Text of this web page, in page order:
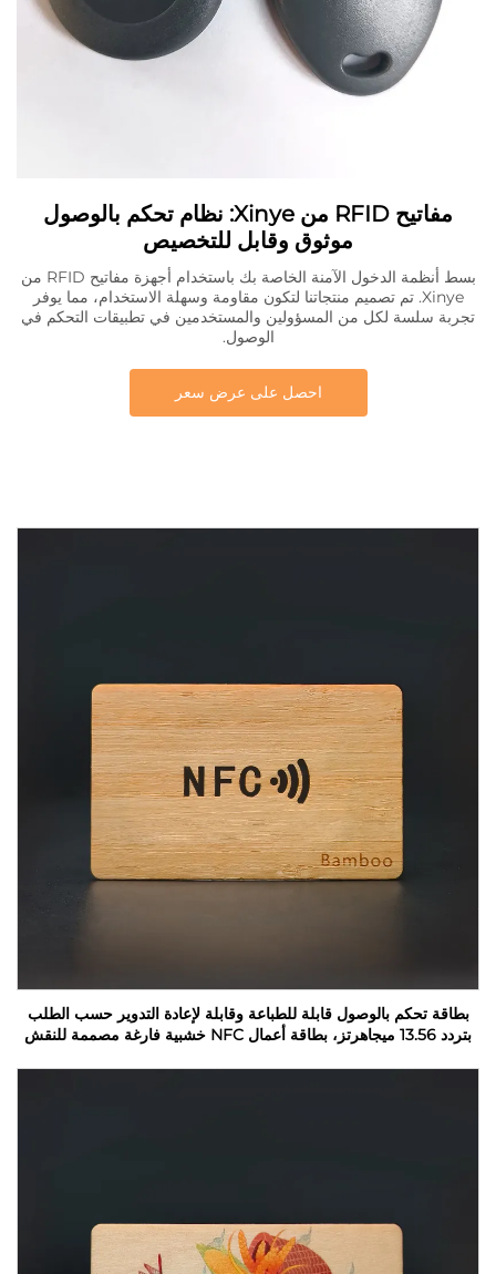
مفاتيح RFID من Xinye: نظام تحكم بالوصول
موثوق وقابل للتخصيص
بسط أنظمة الدخول الآمنة الخاصة بك باستخدام أجهزة مفاتيح RFID من
Xinye. تم تصميم منتجاتنا لتكون مقاومة وسهلة الاستخدام، مما يوفر
تجربة سلسة لكل من المسؤولين والمستخدمين في تطبيقات التحكم في
الوصول.
احصل على عرض سعر
بطاقة تحكم بالوصول قابلة للطباعة وقابلة لإعادة التدوير حسب الطلب
بتردد 13.56 ميجاهرتز، بطاقة أعمال NFC خشبية فارغة مصممة للنقش